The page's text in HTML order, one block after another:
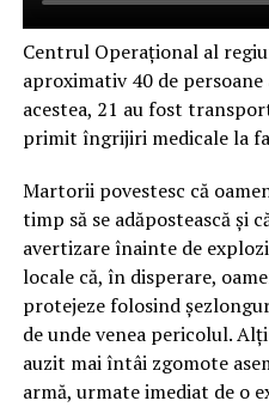
Centrul Operațional al
aproximativ 40 de
acestea, 21 au fost
primit îngrijiri medicale la
Martorii povestesc că
timp să se adăpostească și
avertizare înainte de
locale că, în disperare,
protejeze folosind
de unde venea pericolul.
auzit mai întâi zgomote
armă, urmate imediat de o